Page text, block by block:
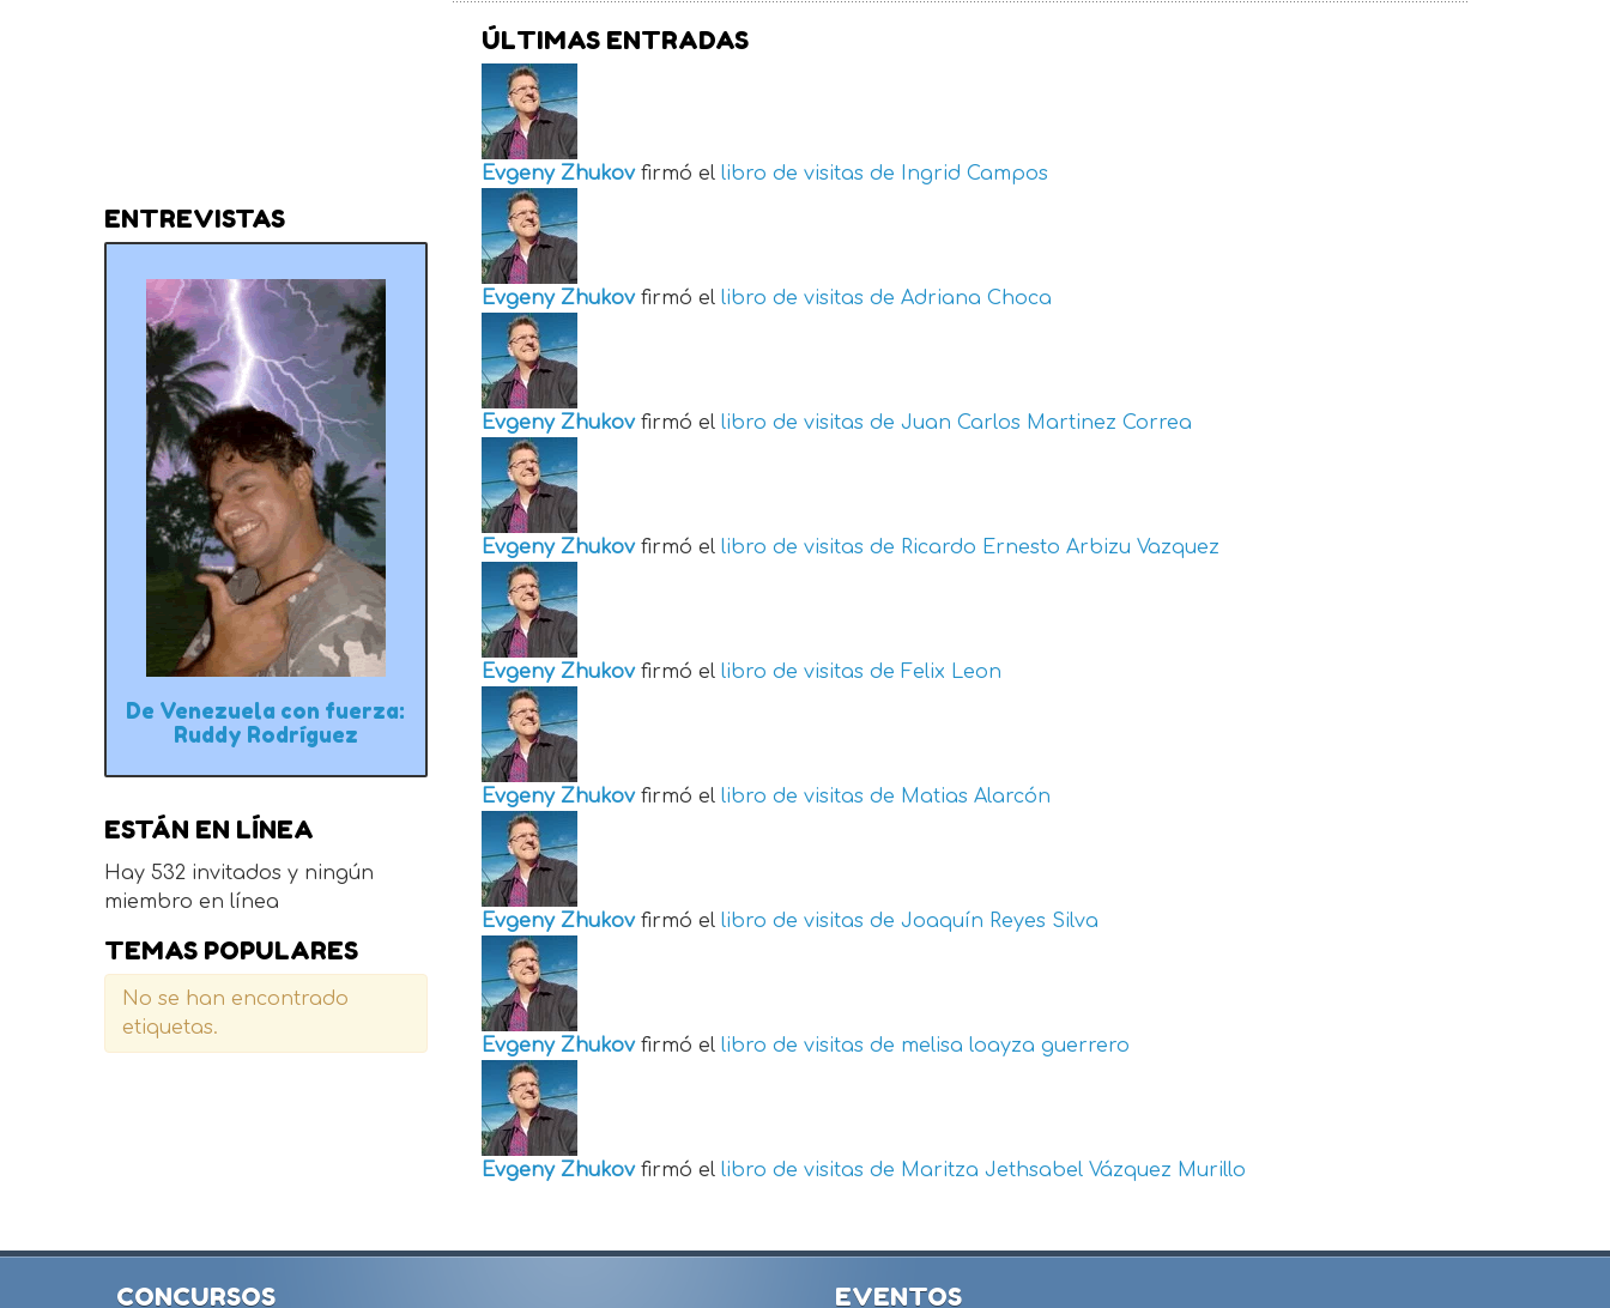
ÚLTIMAS ENTRADAS
Evgeny Zhukov firmó el libro de visitas de Ingrid Campos
Evgeny Zhukov firmó el libro de visitas de Adriana Choca
Evgeny Zhukov firmó el libro de visitas de Juan Carlos Martinez Correa
Evgeny Zhukov firmó el libro de visitas de Ricardo Ernesto Arbizu Vazquez
Evgeny Zhukov firmó el libro de visitas de Felix Leon
Evgeny Zhukov firmó el libro de visitas de Matias Alarcón
Evgeny Zhukov firmó el libro de visitas de Joaquín Reyes Silva
Evgeny Zhukov firmó el libro de visitas de melisa loayza guerrero
Evgeny Zhukov firmó el libro de visitas de Maritza Jethsabel Vázquez Murillo
ENTREVISTAS
De Venezuela con fuerza:
Ruddy Rodríguez
ESTÁN EN LÍNEA
Hay 532 invitados y ningún
miembro en línea
TEMAS POPULARES
No se han encontrado
etiquetas.
CONCURSOS EVENTOS